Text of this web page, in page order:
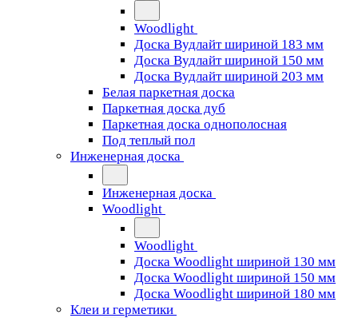
Woodlight
Доска Вудлайт шириной 183 мм
Доска Вудлайт шириной 150 мм
Доска Вудлайт шириной 203 мм
Белая паркетная доска
Паркетная доска дуб
Паркетная доска однополосная
Под теплый пол
Инженерная доска
Инженерная доска
Woodlight
Woodlight
Доска Woodlight шириной 130 мм
Доска Woodlight шириной 150 мм
Доска Woodlight шириной 180 мм
Клеи и герметики